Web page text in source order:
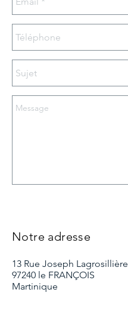
Notre adresse
13 Rue Joseph Lagrosillière
97240 le FRANÇOIS
Martinique